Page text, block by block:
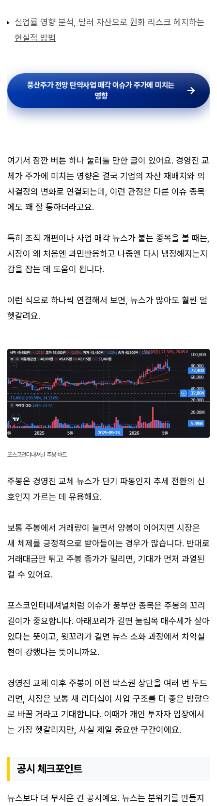
실업률 영향 분석, 달러 자산으로 원화 리스크 헤지하는
현실적 방법
풍산주가 전망 탄약사업 매각 이슈가 주가에 미치는
영향
풍산주가 전망 탄약사업 매각 이슈가 주가에 미치는
여기서 잠깐 버튼 하나 눌러둘 만한 글이 있어요. 경영진 교
체가 주가에 미치는 영향은 결국 기업의 자산 재배치와 의
사결정의 변화로 연결되는데, 이런 관점은 다른 이슈 종목
에도 꽤 잘 통하더라고요.
특히 조직 개편이나 사업 매각 뉴스가 붙는 종목을 볼 때는,
시장이 왜 처음엔 과민반응하고 나중엔 다시 냉정해지는지
감을 잡는 데 도움이 됩니다.
이런 식으로 하나씩 연결해서 보면, 뉴스가 많아도 훨씬 덜
헷갈려요.
포스코인터내셔널 주봉 차트
주봉은 경영진 교체 뉴스가 단기 파동인지 추세 전환의 신
호인지 가르는 데 유용해요.
보통 주봉에서 거래량이 늘면서 양봉이 이어지면 시장은
새 체제를 긍정적으로 받아들이는 경우가 많습니다. 반대로
거래대금만 튀고 주봉 종가가 밀리면, 기대가 먼저 과열된
걸 수 있어요.
포스코인터내셔널처럼 이슈가 풍부한 종목은 주봉의 꼬리
길이가 중요합니다. 아래꼬리가 길면 눌림목 매수세가 살아
있다는 뜻이고, 윗꼬리가 길면 뉴스 소화 과정에서 차익실
현이 강했다는 뜻이니까요.
경영진 교체 이후 주봉이 이전 박스권 상단을 여러 번 두드
리면, 시장은 보통 새 리더십이 사업 구조를 더 좋은 방향으
로 바꿀 거라고 기대합니다. 이때가 개인 투자자 입장에서
는 가장 헷갈리지만, 사실 제일 중요한 구간이에요.
공시 체크포인트
뉴스보다 더 무서운 건 공시예요. 뉴스는 분위기를 만들지